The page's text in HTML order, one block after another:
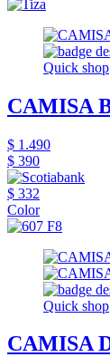
Quick shop
CAMISA
$ 1.490
$ 390
$ 332
Color
Quick shop
CAMISA